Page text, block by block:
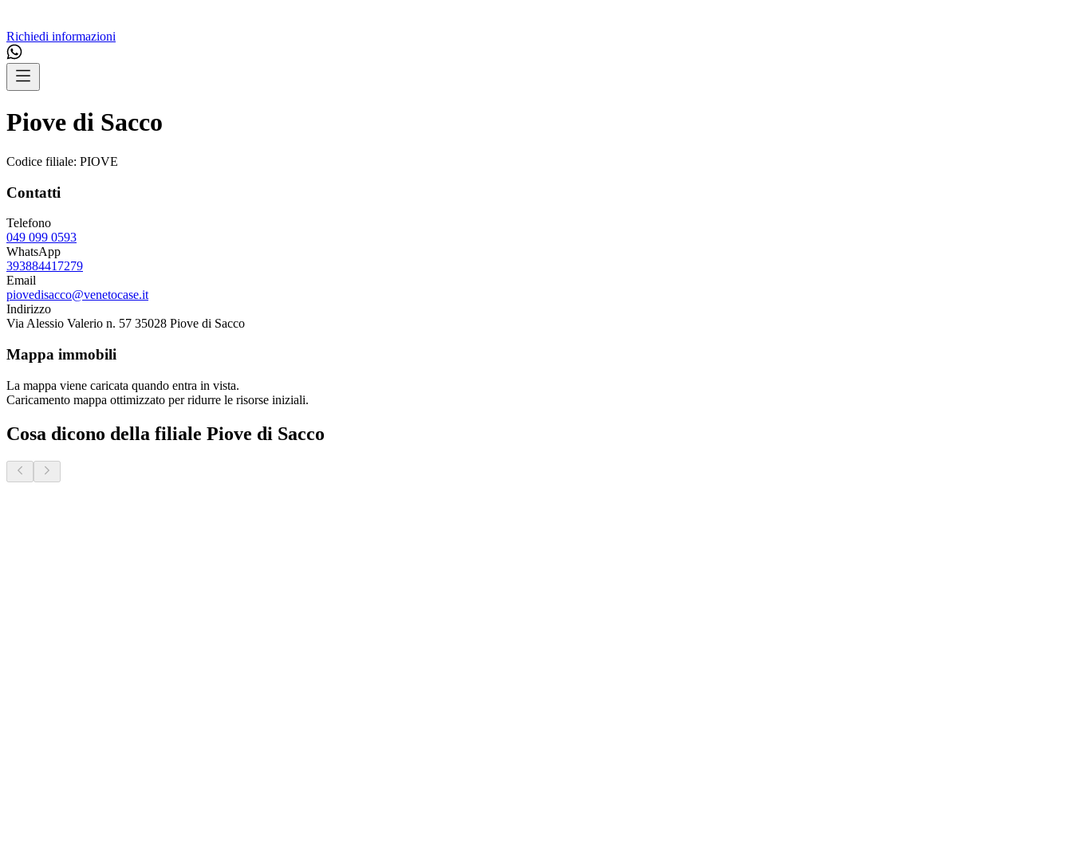
Richiedi informazioni
Piove di Sacco
Codice filiale: PIOVE
Contatti
Telefono
049 099 0593
WhatsApp
393884417279
Email
piovedisacco@venetocase.it
Indirizzo
Via Alessio Valerio n. 57 35028 Piove di Sacco
Mappa immobili
La mappa viene caricata quando entra in vista.
Caricamento mappa ottimizzato per ridurre le risorse iniziali.
Cosa dicono della filiale Piove di Sacco